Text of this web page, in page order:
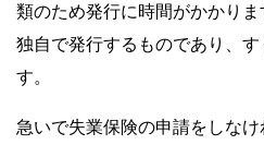
類のため発行に時間がかかり
独自で発行するものであり、
す。
急いで失業保険の申請をしな